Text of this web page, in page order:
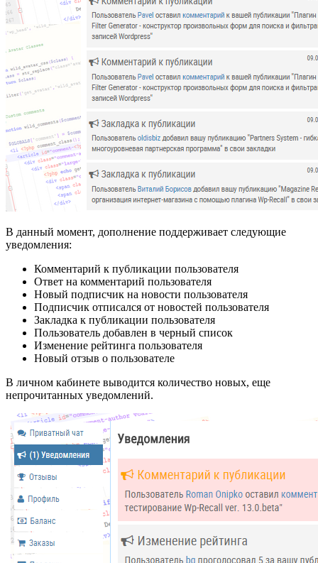
В данный момент, дополнение поддерживает следующие
уведомления:
Комментарий к публикации пользователя
Ответ на комментарий пользователя
Новый подписчик на новости пользователя
Подписчик отписался от новостей пользователя
Закладка к публикации пользователя
Пользователь добавлен в черный список
Изменение рейтинга пользователя
Новый отзыв о пользователе
В личном кабинете выводится количество новых, еще
непрочитанных уведомлений.